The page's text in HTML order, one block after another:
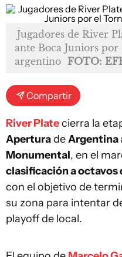
Jugadores de River
ante Boca Juniors
argentino FOTO:
Compartir
River Platecierra la
AperturadeArgentina
Monumental, en el
clasificación a octavos
con el objetivo de
su zona para intentar
playoff de local.